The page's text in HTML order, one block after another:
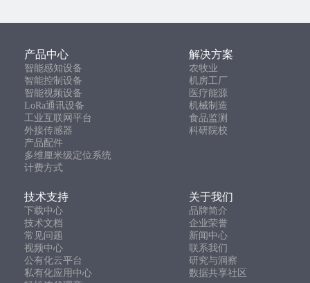
产品中心 解决方案
智能感知设备
农牧业
智能控制设备
机房工厂
智能视频设备
医疗能源
LoRa通讯设备
机械制造
工业互联网平台
食品监测
外接传感器
科研院校
产品配件
多维厘米级定位系统
计费方式
技术支持 关于我们
下载中心
品牌简介
技术文档
企业荣誉
常见问题
新闻中心
视频中心
联系我们
公有化云平台
研究与洞察
私有化应用中心
数据共享社区